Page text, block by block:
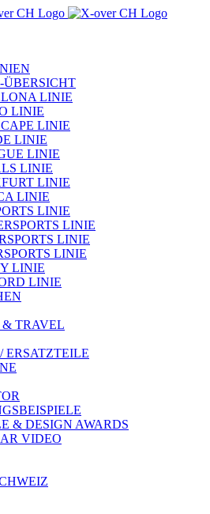
LINIE
LINIE
LINIE
LINIE
LINIE
LINIE
LINIE
LINIE
LINIE
LINIE
LINIE
LINIE
LINIE
LINIE
& TRAVEL
ERSATZTEILE
& DESIGN AWARDS
VIDEO